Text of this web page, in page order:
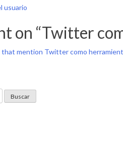
usuario
on “Twitter
mention Twitter como